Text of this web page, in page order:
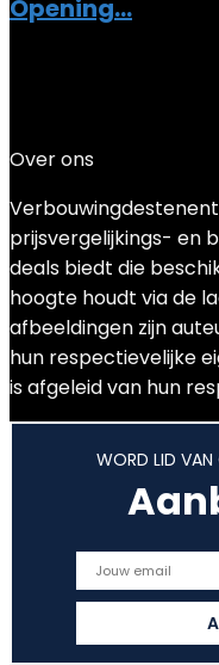
Opening…
Over ons
prijsvergelijkings- en
deals biedt die
hoogte houdt via de
afbeeldingen zijn
hun respectievelijke
is afgeleid van hun
WORD LID VAN